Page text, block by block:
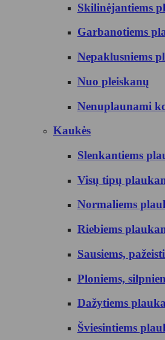
Skilinėjantiems
Garbanotiems
Nepaklusniems
Nuo pleiskanų
Nenuplaunami
Kaukės
Slenkantiems
Visų tipų
Normaliems
Riebiems
Sausiems,
Ploniems,
Dažytiems
Šviesintiems